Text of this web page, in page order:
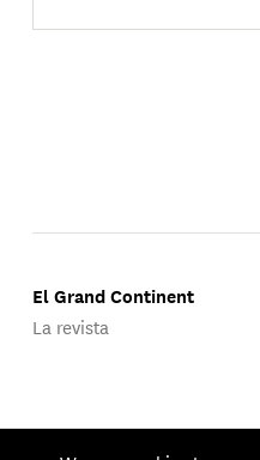
El Grand Continent
La revista